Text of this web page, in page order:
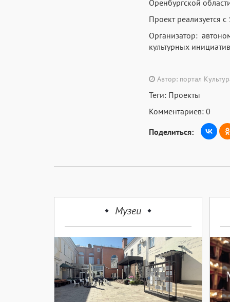
Оренбургской
Проект реализуется
Организатор:
культурных
Автор: портал
Теги: Проекты
Комментариев: 0
Поделиться:
Музеи